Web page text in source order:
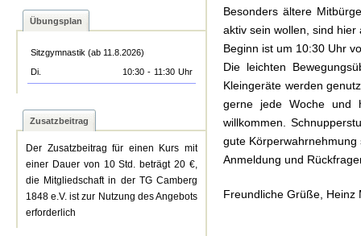
Übungsplan
Sitzgymnastik (ab 11.8.2026)
Di.
10:30 - 11:30 Uhr
Zusatzbeitrag
Der Zusatzbeitrag für einen Kurs mit
einer Dauer von 10 Std. beträgt 20 €,
die Mitgliedschaft in der TG Camberg
1848 e.V. ist zur Nutzung des Angebots
erforderlich
Besonders ältere
aktiv sein wollen, sind
Beginn ist um 10:30 Uhr
Die leichten
Kleingeräte werden
gerne jede Woche und
willkommen.
gute
Anmeldung und
Freundliche Grüße, Heinz